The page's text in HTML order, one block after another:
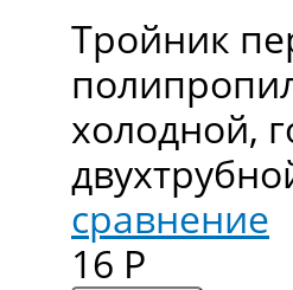
Тройник
холодной,
сравнение
16 Р